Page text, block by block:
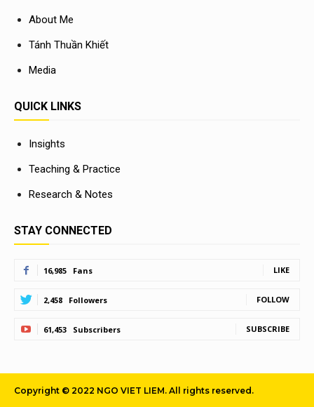
About Me
Tánh Thuần Khiết
Media
QUICK LINKS
Insights
Teaching & Practice
Research & Notes
STAY CONNECTED
16,985 Fans LIKE
2,458 Followers FOLLOW
61,453 Subscribers SUBSCRIBE
Copyright © 2022 NGO VIET LIEM. All rights reserved.